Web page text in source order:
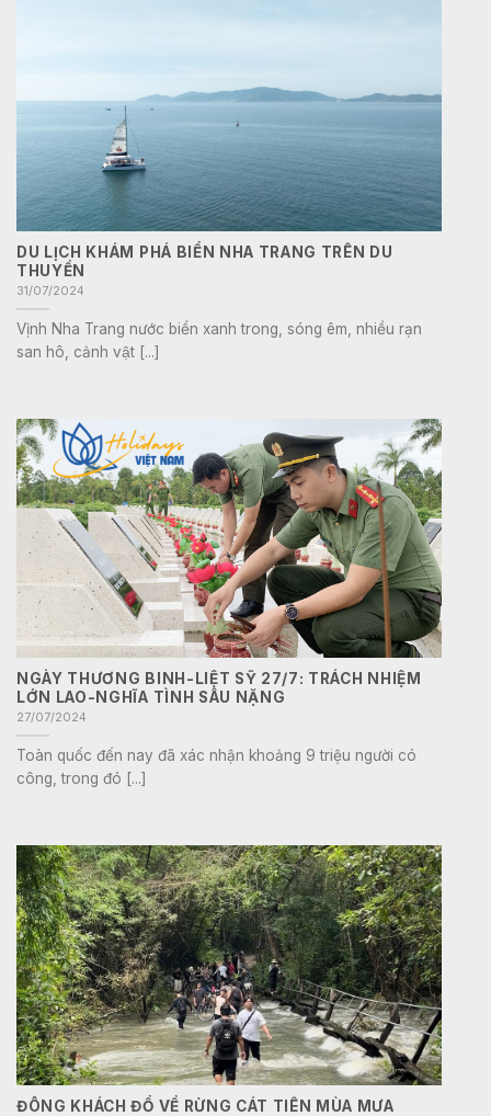
DU LỊCH KHÁM PHÁ BIỂN NHA TRANG TRÊN DU
THUYỀN
31/07/2024
Vịnh Nha Trang nước biển xanh trong, sóng êm, nhiều rạn
san hô, cảnh vật [...]
NGÀY THƯƠNG BINH-LIỆT SỸ 27/7: TRÁCH NHIỆM
LỚN LAO-NGHĨA TÌNH SÂU NẶNG
27/07/2024
Toàn quốc đến nay đã xác nhận khoảng 9 triệu người có
công, trong đó [...]
ĐÔNG KHÁCH ĐỔ VỀ RỪNG CÁT TIÊN MÙA MƯA